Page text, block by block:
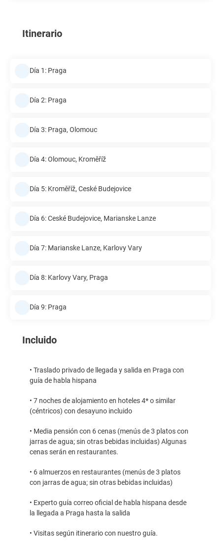
Itinerario
Día 1: Praga
Día 2: Praga
Día 3: Praga, Olomouc
Día 4: Olomouc, Kroměříž
Día 5: Kroměříž, Ceské Budejovice
Día 6: Ceské Budejovice, Marianske Lanze
Día 7: Marianske Lanze, Karlovy Vary
Día 8: Karlovy Vary, Praga
Día 9: Praga
Incluido
• Traslado privado de llegada y salida en Praga con
guía de habla hispana
• 7 noches de alojamiento en hoteles 4* o similar
(céntricos) con desayuno incluido
• Media pensión con 6 cenas (menús de 3 platos con
jarras de agua; sin otras bebidas incluidas) Algunas
cenas serán en restaurantes.
• 6 almuerzos en restaurantes (menús de 3 platos
con jarras de agua; sin otras bebidas incluidas)
• Experto guía correo oficial de habla hispana desde
la llegada a Praga hasta la salida
• Visitas según itinerario con nuestro guía.